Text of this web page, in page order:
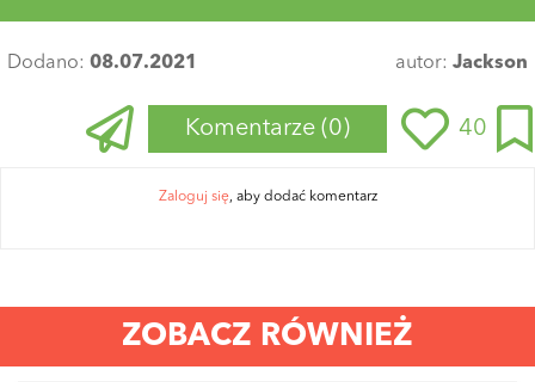
Dodano: 08.07.2021 autor: Jackson
Komentarze (0) 40
Zaloguj się, aby dodać komentarz
ZOBACZ RÓWNIEŻ